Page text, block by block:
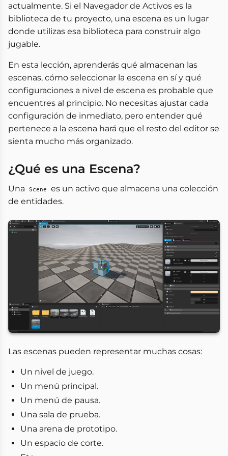
actualmente. Si el Navegador de Activos es la
biblioteca de tu proyecto, una escena es un lugar
donde utilizas esa biblioteca para construir algo
jugable.
En esta lección, aprenderás qué almacenan las
escenas, cómo seleccionar la escena en sí y qué
configuraciones a nivel de escena es probable que
encuentres al principio. No necesitas ajustar cada
configuración de inmediato, pero entender qué
pertenece a la escena hará que el resto del editor se
sienta mucho más organizado.
¿Qué es una Escena?
Una Scene
es un activo que almacena una colección
de entidades.
Las escenas pueden representar muchas cosas:
Un nivel de juego.
Un menú principal.
Un menú de pausa.
Una sala de prueba.
Una arena de prototipo.
Un espacio de corte.